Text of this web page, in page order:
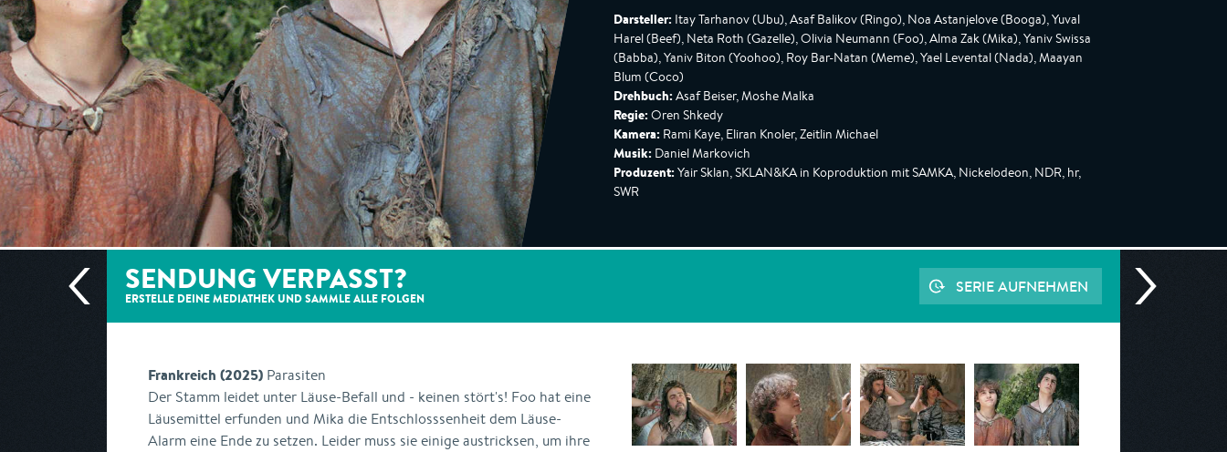
Darsteller: Itay Tarhanov (Ubu), Asaf Balikov (Ringo), Noa Astanjelove (Booga), Yuval
Harel (Beef), Neta Roth (Gazelle), Olivia Neumann (Foo), Alma Zak (Mika), Yaniv Swissa
(Babba), Yaniv Biton (Yoohoo), Roy Bar-Natan (Meme), Yael Levental (Nada), Maayan
Blum (Coco)
Drehbuch: Asaf Beiser, Moshe Malka
Regie: Oren Shkedy
Kamera: Rami Kaye, Eliran Knoler, Zeitlin Michael
Musik: Daniel Markovich
Produzent: Yair Sklan, SKLAN&KA in Koproduktion mit SAMKA, Nickelodeon, NDR, hr,
SWR
SENDUNG VERPASST?
ERSTELLE DEINE MEDIATHEK UND SAMMLE ALLE FOLGEN
SERIE AUFNEHMEN
Frankreich (2025) Parasiten
Der Stamm leidet unter Läuse-Befall und - keinen stört's! Foo hat eine
Läusemittel erfunden und Mika die Entschlosssenheit dem Läuse-
Alarm eine Ende zu setzen. Leider muss sie einige austricksen, um ihre